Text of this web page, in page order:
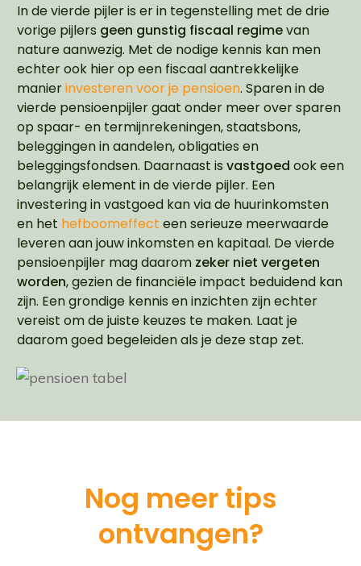
In de vierde pijler is er in tegenstelling met de drie
vorige pijlers geen gunstig fiscaal regimevan
nature aanwezig. Met de nodige kennis kan men
echter ook hier op een fiscaal aantrekkelijke
manierinvesteren voor je pensioen. Sparen in de
vierde pensioenpijler gaat onder meer over sparen
op spaar- en termijnrekeningen, staatsbons,
beleggingen in aandelen, obligaties en
beleggingsfondsen. Daarnaast is vastgoed ook een
belangrijk element in de vierde pijler. Een
investering in vastgoed kan via de huurinkomsten
en het hefboomeffect een serieuze meerwaarde
leveren aan jouw inkomsten en kapitaal. De vierde
pensioenpijler mag daarom zeker niet vergeten
worden, gezien de financiële impact beduidend kan
zijn. Een grondige kennis en inzichten zijn echter
vereist om de juiste keuzes te maken. Laat je
daarom goed begeleiden als je deze stap zet.
Nog meer tips
ontvangen?